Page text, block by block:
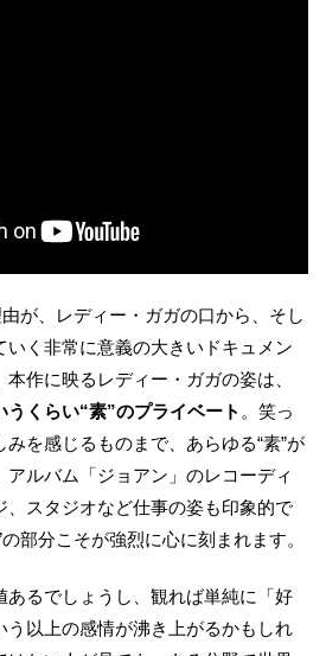
が、レディー・ガガの口から、そし
いく非常に意義の大きいドキュメン
作に映るレディー・ガガの姿は、
くらい“素”のプライベート 。笑っ
を感じるものまで、あらゆる“素”が
アルバム「ジョアン」のレコーディ
、スタジオなど仕事の姿も印象的で
部分こそが強烈に心に刻まれます。
あるでしょうし、観れば単純に「好
う以上の感情が沸き上がるかもしれ